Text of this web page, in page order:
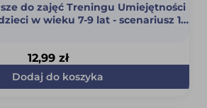
do zajęć Treningu Umiejętności
12,99 zł
Dodaj do koszyka